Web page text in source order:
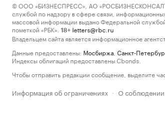
© ООО «БИЗНЕСПРЕСС», АО
службой по надзору в сфере связи,
массовой информации выдано Федеральной
пометкой «РБК».
18+ letters@rbc.ru
Владельцем сайта является информационное
Данные предоставлены: Мосбиржа Санкт-
Индексы облигаций предоставлены Cbonds.
Чтобы отправить редакции сообщение, выделите
Информация об ограничениях · О соблюдении